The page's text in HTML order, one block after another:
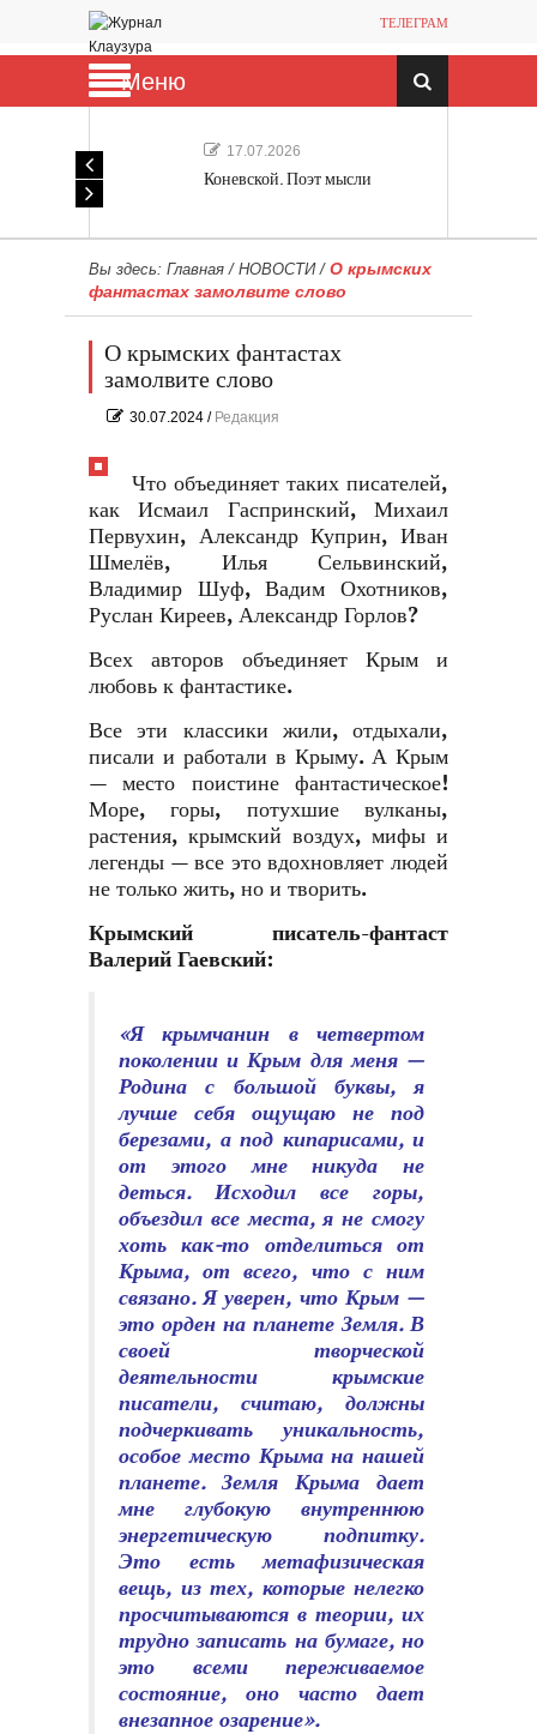
ТЕЛЕГРАМ
Меню
17.07.2026
Коневской. Поэт мысли
Вы здесь: Главная / НОВОСТИ/ О крымских
фантастах замолвите слово
О крымских фантастах
замолвите слово
30.07.2024 / Редакция
Что объединяет таких писателей,
как Исмаил Гаспринский, Михаил
Первухин, Александр Куприн, Иван
Шмелёв, Илья Сельвинский,
Владимир Шуф, Вадим Охотников,
Руслан Киреев, Александр Горлов?
Всех авторов объединяет Крым и
любовь к фантастике.
Все эти классики жили, отдыхали,
писали и работали в Крыму. А Крым
— место поистине фантастическое!
Море, горы, потухшие вулканы,
растения, крымский воздух, мифы и
легенды — все это вдохновляет людей
не только жить, но и творить.
Крымский писатель-фантаст
Валерий Гаевский:
«Я крымчанин в четвертом
поколении и Крым для меня —
Родина с большой буквы, я
лучше себя ощущаю не под
березами, а под кипарисами, и
от этого мне никуда не
деться. Исходил все горы,
объездил все места, я не смогу
хоть как-то отделиться от
Крыма, от всего, что с ним
связано. Я уверен, что Крым —
это орден на планете Земля. В
своей творческой
деятельности крымские
писатели, считаю, должны
подчеркивать уникальность,
особое место Крыма на нашей
планете. Земля Крыма дает
мне глубокую внутреннюю
энергетическую подпитку.
Это есть метафизическая
вещь, из тех, которые нелегко
просчитываются в теории, их
трудно записать на бумаге, но
это всеми переживаемое
состояние, оно часто дает
внезапное озарение».